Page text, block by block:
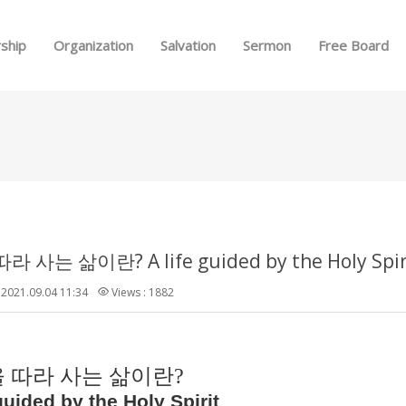
Organization Salvation Sermon Free Board
라 사는 삶이란? A life guided by the Holy
11:34 Views : 1882
따라 사는 삶이란?
by the Holy Spirit